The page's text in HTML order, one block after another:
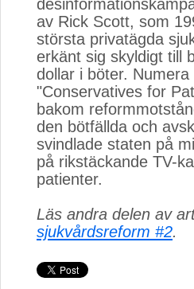
av Rick Scott, som
största privatägda
erkänt sig skyldigt till
dollar i böter.
"Conservatives for
bakom
den bötfällda och
svindlade staten på
på rikstäckande TV-
patienter.
Läs andra delen av
sjukvårdsreform #2.